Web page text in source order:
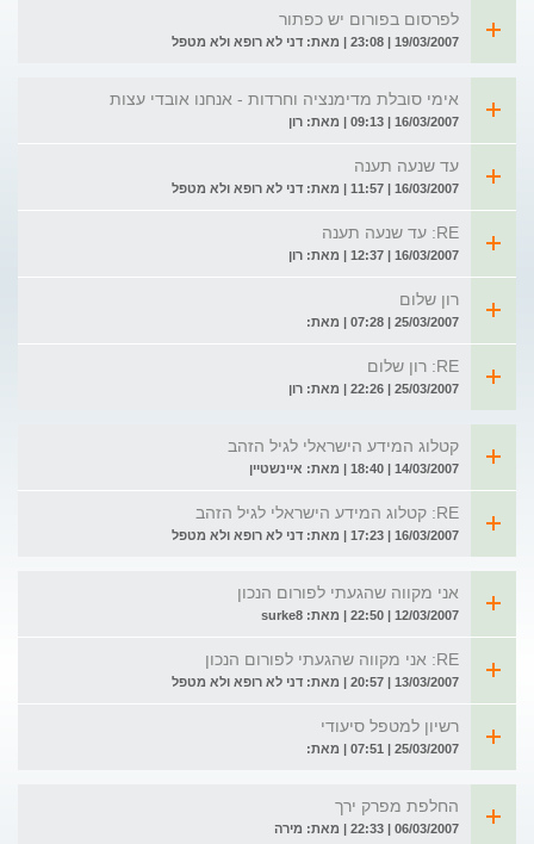
לפרסום בפורום יש כפתור
19/03/2007 | 23:08 | מאת: דני לא רופא ולא מטפל
אימי סובלת מדימנציה וחרדות - אנחנו אובדי עצות
16/03/2007 | 09:13 | מאת: רון
עד שנעה תענה
16/03/2007 | 11:57 | מאת: דני לא רופא ולא מטפל
RE: עד שנעה תענה
16/03/2007 | 12:37 | מאת: רון
רון שלום
25/03/2007 | 07:28 | מאת:
RE: רון שלום
25/03/2007 | 22:26 | מאת: רון
קטלוג המידע הישראלי לגיל הזהב
14/03/2007 | 18:40 | מאת: איינשטיין
RE: קטלוג המידע הישראלי לגיל הזהב
16/03/2007 | 17:23 | מאת: דני לא רופא ולא מטפל
אני מקווה שהגעתי לפורום הנכון
12/03/2007 | 22:50 | מאת: surke8
RE: אני מקווה שהגעתי לפורום הנכון
13/03/2007 | 20:57 | מאת: דני לא רופא ולא מטפל
רשיון למטפל סיעודי
25/03/2007 | 07:51 | מאת:
החלפת מפרק ירך
06/03/2007 | 22:33 | מאת: מירה